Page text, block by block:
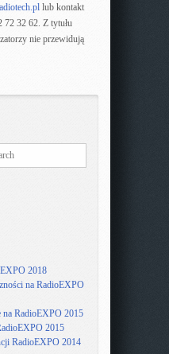
lub kontakt
72 32 62. Z tytułu
nie przewidują
2018
na RadioEXPO
RadioEXPO 2015
2015
RadioEXPO 2014